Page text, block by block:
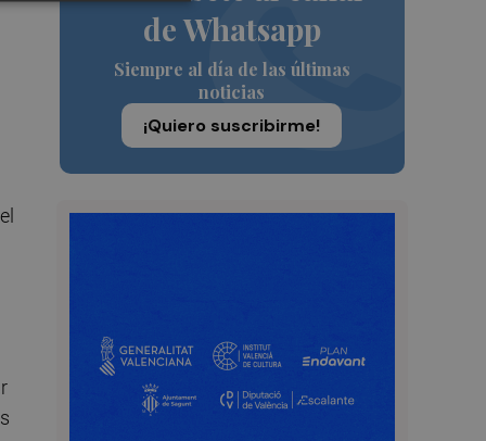
de Whatsapp
Siempre al día de las últimas
noticias
¡Quiero suscribirme!